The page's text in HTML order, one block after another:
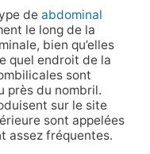
de abdominal
le long de la
bien qu’elles
quel endroit de la
sont
près du nombril.
sur le site
sont appelées
assez fréquentes.